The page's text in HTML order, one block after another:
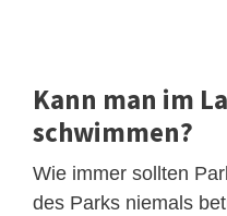
Kann man im
schwimmen?
Wie immer sollten
des Parks niemals